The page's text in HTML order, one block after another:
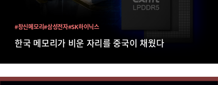
한국 메모리가 비운 자리를 중국이 채웠다
#창신메모리#삼성전자#SK하이닉스